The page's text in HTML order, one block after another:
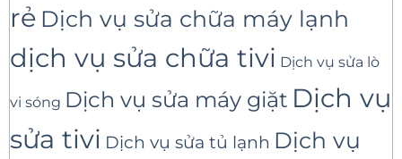
rẻ Dịch vụ sửa chữa máy lạnh
dịch vụ sửa chữa tivi Dịch vụ sửa lò
vi sóng Dịch vụ sửa máy giặt Dịch vụ
sửa tivi Dịch vụ sửa tủ lạnh Dịch vụ